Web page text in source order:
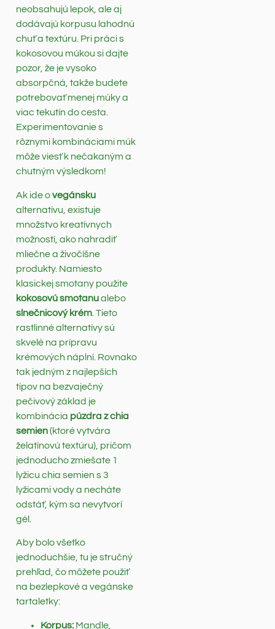
neobsahujú lepok, ale aj
dodávajú korpusu lahodnú
chuť a textúru. Pri práci s
kokosovou múkou si dajte
pozor, že je vysoko
absorpčná, takže budete
potrebovať menej múky a
viac tekutín do cesta.
Experimentovanie s
rôznymi kombináciami múk
môže viesť k nečakaným a
chutným výsledkom!
Ak ide ovegánsku
alternatívu, existuje
množstvo kreatívnych
možností, ako nahradiť
mliečne a živočíšne
produkty. Namiesto
klasickej smotany použite
kokosovú smotanualebo
slnečnicový krém . Tieto
rastlinné alternatívy sú
skvelé na prípravu
krémových náplní. Rovnako
tak jedným z najlepších
tipov na bezvaječný
pečivový základ je
kombinácia púzdra z chia
semien(ktoré vytvára
želatínovú textúru), pričom
jednoducho zmiešate 1
lyžicu chia semien s 3
lyžicami vody a necháte
odstáť, kým sa nevytvorí
gél.
Aby bolo všetko
jednoduchšie, tu je stručný
prehľad, čo môžete použiť
na bezlepkové a vegánske
tartaletky:
Korpus: Mandle,